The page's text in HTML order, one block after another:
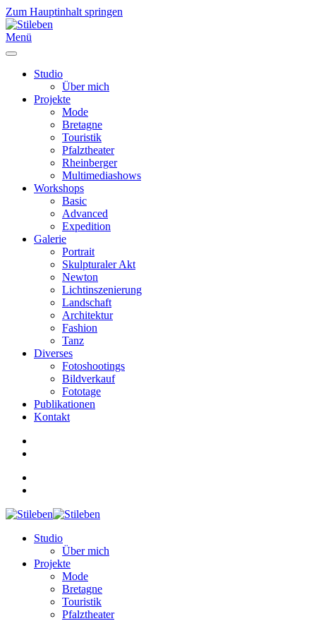
Zum Hauptinhalt springen
Menü
Studio
Über mich
Projekte
Mode
Bretagne
Touristik
Pfalztheater
Rheinberger
Multimediashows
Workshops
Basic
Advanced
Expedition
Galerie
Portrait
Skulpturaler Akt
Newton
Lichtinszenierung
Landschaft
Architektur
Fashion
Tanz
Diverses
Fotoshootings
Bildverkauf
Fototage
Publikationen
Kontakt
Studio
Über mich
Projekte
Mode
Bretagne
Touristik
Pfalztheater